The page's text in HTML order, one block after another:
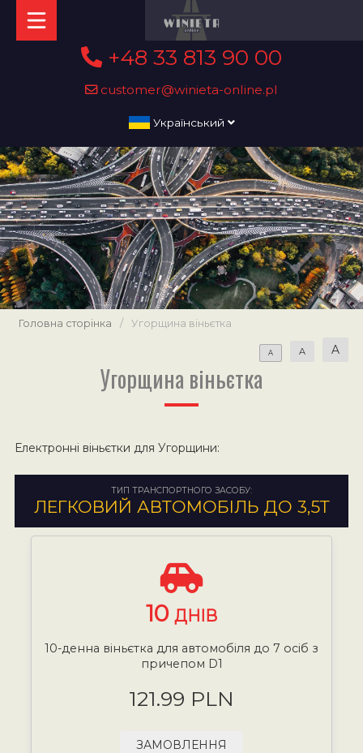
+48 33 813 90 00
customer@winieta-online.pl
Український
Головна сторінка / Угорщина віньєтка
A A A
Угорщина віньєтка
Електронні віньєтки для Угорщини:
ТИП ТРАНСПОРТНОГО ЗАСОБУ:
ЛЕГКОВИЙ АВТОМОБІЛЬ ДО 3,5Т
10 ДНІВ
10-денна віньєтка для автомобіля до 7 осіб з
причепом D1
121.99 PLN
ЗАМОВЛЕННЯ